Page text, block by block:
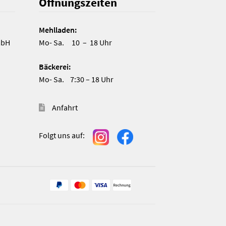
Mehlladen:
Mo- Sa. 10 – 18 Uhr
Bäckerei:
Mo- Sa. 7:30 – 18 Uhr
Anfahrt
Folgt uns auf: